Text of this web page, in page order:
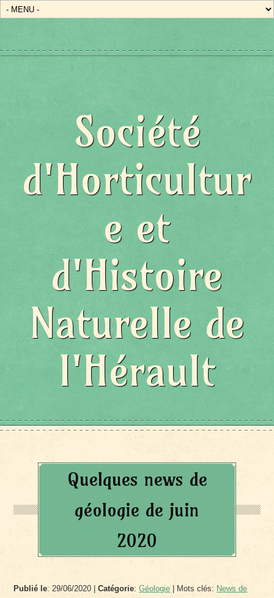
Société
d'Horticultur
e et
d'Histoire
Naturelle de
l'Hérault
Quelques news de
géologie de juin
2020
Publié le: 29/06/2020 |Catégorie:Géologie | Mots clés: News de